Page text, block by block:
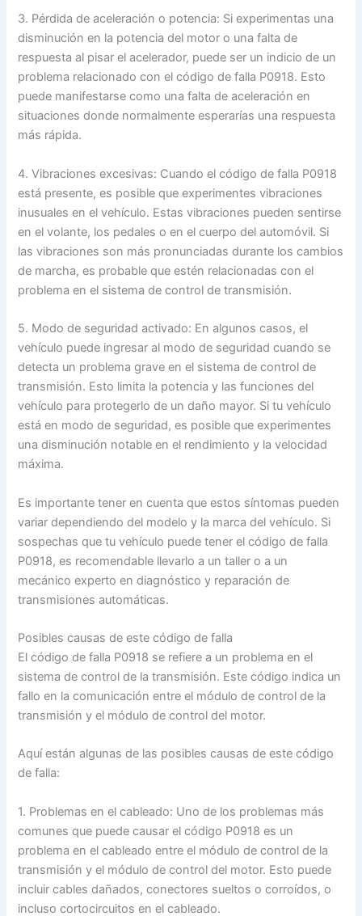
3. Pérdida de aceleración o potencia: Si experimentas una
disminución en la potencia del motor o una falta de
respuesta al pisar el acelerador, puede ser un indicio de un
problema relacionado con el código de falla P0918. Esto
puede manifestarse como una falta de aceleración en
situaciones donde normalmente esperarías una respuesta
más rápida.
4. Vibraciones excesivas: Cuando el código de falla P0918
está presente, es posible que experimentes vibraciones
inusuales en el vehículo. Estas vibraciones pueden sentirse
en el volante, los pedales o en el cuerpo del automóvil. Si
las vibraciones son más pronunciadas durante los cambios
de marcha, es probable que estén relacionadas con el
problema en el sistema de control de transmisión.
5. Modo de seguridad activado: En algunos casos, el
vehículo puede ingresar al modo de seguridad cuando se
detecta un problema grave en el sistema de control de
transmisión. Esto limita la potencia y las funciones del
vehículo para protegerlo de un daño mayor. Si tu vehículo
está en modo de seguridad, es posible que experimentes
una disminución notable en el rendimiento y la velocidad
máxima.
Es importante tener en cuenta que estos síntomas pueden
variar dependiendo del modelo y la marca del vehículo. Si
sospechas que tu vehículo puede tener el código de falla
P0918, es recomendable llevarlo a un taller o a un
mecánico experto en diagnóstico y reparación de
transmisiones automáticas.
Posibles causas de este código de falla
El código de falla P0918 se refiere a un problema en el
sistema de control de la transmisión. Este código indica un
fallo en la comunicación entre el módulo de control de la
transmisión y el módulo de control del motor.
Aquí están algunas de las posibles causas de este código
de falla:
1. Problemas en el cableado: Uno de los problemas más
comunes que puede causar el código P0918 es un
problema en el cableado entre el módulo de control de la
transmisión y el módulo de control del motor. Esto puede
incluir cables dañados, conectores sueltos o corroídos, o
incluso cortocircuitos en el cableado.